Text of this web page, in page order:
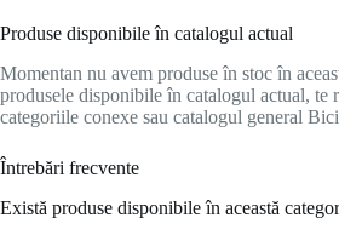
Produse disponibile în catalogul actual
Momentan nu avem produse în stoc în
produsele disponibile în catalogul actual, te
categoriile conexe sau catalogul general
Întrebări frecvente
Există produse disponibile în această